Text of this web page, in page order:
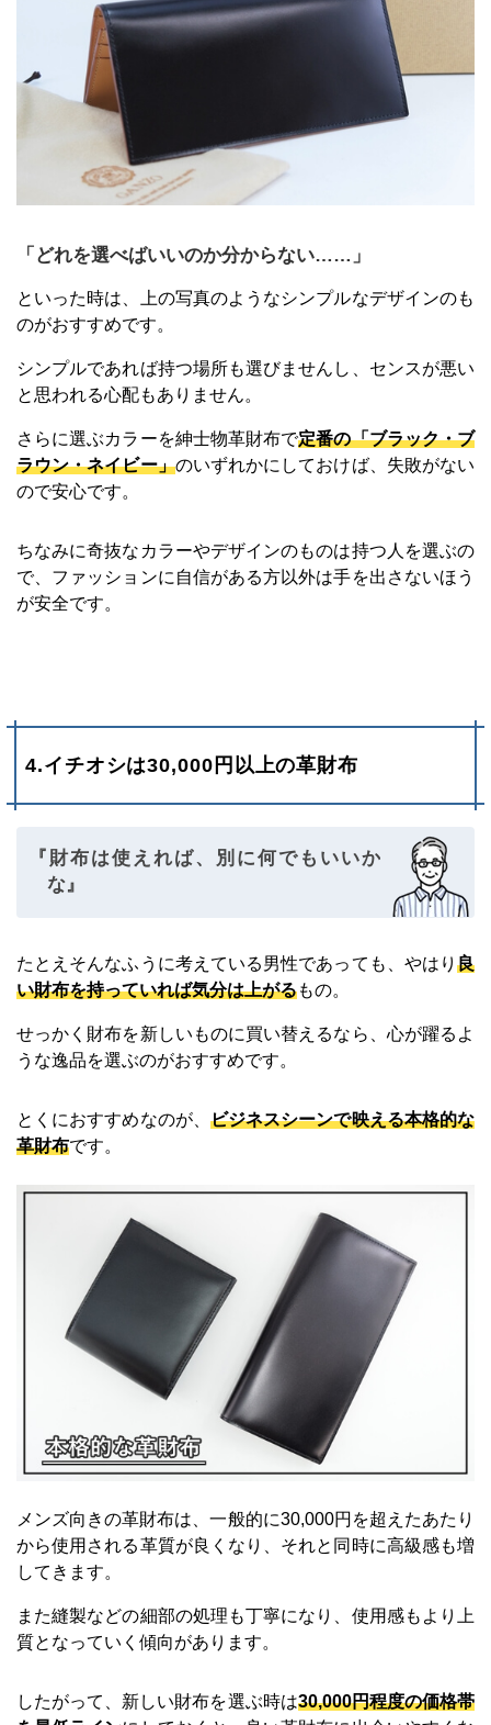
「どれを選べばいいのか分からない……」
といった時は、上の写真のようなシンプルなデザインのも
のがおすすめです。
シンプルであれば持つ場所も選びませんし、センスが悪い
と思われる心配もありません。
さらに選ぶカラーを紳士物革財布で定番の「ブラック・ブ
ラウン・ネイビー」のいずれかにしておけば、失敗がない
ので安心です。
ちなみに奇抜なカラーやデザインのものは持つ人を選ぶの
で、ファッションに自信がある方以外は手を出さないほう
が安全です。
4.イチオシは30,000円以上の革財布
『財布は使えれば、別に何でもいいか
な』
たとえそんなふうに考えている男性であっても、やはり 良
い財布を持っていれば気分は上がるもの。
せっかく財布を新しいものに買い替えるなら、心が躍るよ
うな逸品を選ぶのがおすすめです。
とくにおすすめなのが、 ビジネスシーンで映える本格的な
革財布です。
メンズ向きの革財布は、一般的に30,000円を超えたあたり
から使用される革質が良くなり、それと同時に高級感も増
してきます。
また縫製などの細部の処理も丁寧になり、使用感もより上
質となっていく傾向があります。
したがって、新しい財布を選ぶ時は30,000円程度の価格帯